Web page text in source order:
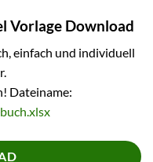
Vorlage Download
einfach und individuell
Dateiname: